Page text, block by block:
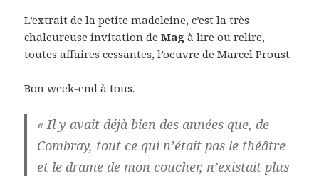
L’extrait de la petite madeleine, c’est la très
chaleureuse invitation deMag à lire ou relire,
toutes affaires cessantes, l’oeuvre de Marcel Proust.
Bon week-end à tous.
« Il y avait déjà bien des années que, de
Combray, tout ce qui n’était pas le théâtre
et le drame de mon coucher, n’existait plus